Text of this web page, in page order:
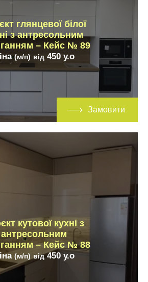
глянцевої білої
з антресольним
– Кейс № 89
(м/п) від450 у.о
Замовити
кутової кухні з
антресольним
– Кейс № 88
(м/п) від450 у.о